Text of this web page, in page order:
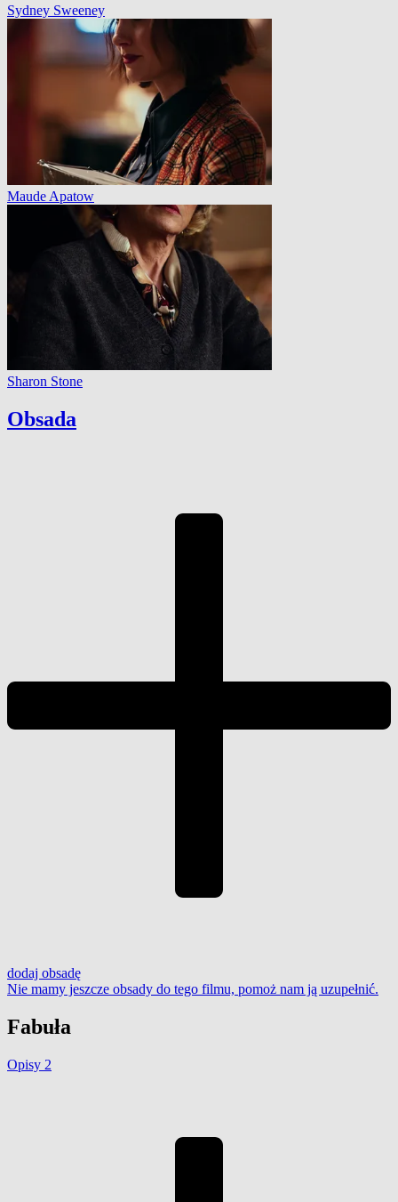
Sydney Sweeney
Maude Apatow
Sharon Stone
Obsada
dodaj obsadę
Nie mamy jeszcze obsady do tego filmu, pomoż nam ją uzupełnić.
Fabuła
Opisy 2